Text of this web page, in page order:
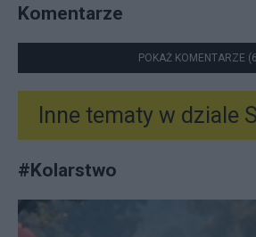
Komentarze
POKAŻ KOMENTARZE
Inne tematy w dziale
#Kolarstwo